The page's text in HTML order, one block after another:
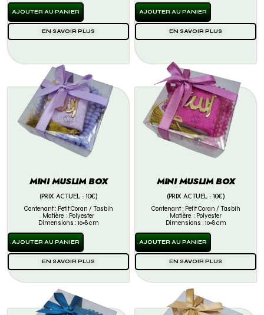
AJOUTER AU PANIER
EN SAVOIR PLUS
AJOUTER AU PANIER
EN SAVOIR PLUS
MINI MUSLIM BOX
(PRIX ACTUEL : 10€)
Contenant : Petit Coran / Tasbih
Matière : Polyester
Dimensions : 10×8 cm
AJOUTER AU PANIER
EN SAVOIR PLUS
MINI MUSLIM BOX
(PRIX ACTUEL : 10€)
Contenant : Petit Coran / Tasbih
Matière : Polyester
Dimensions : 10×8 cm
AJOUTER AU PANIER
EN SAVOIR PLUS